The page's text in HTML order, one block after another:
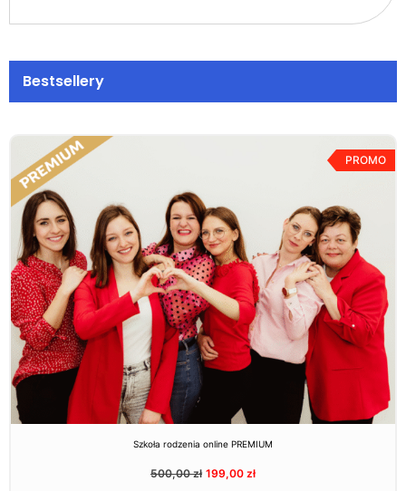
Bestsellery
PROMO
Szkoła rodzenia online PREMIUM
500,00zł 199,00 zł